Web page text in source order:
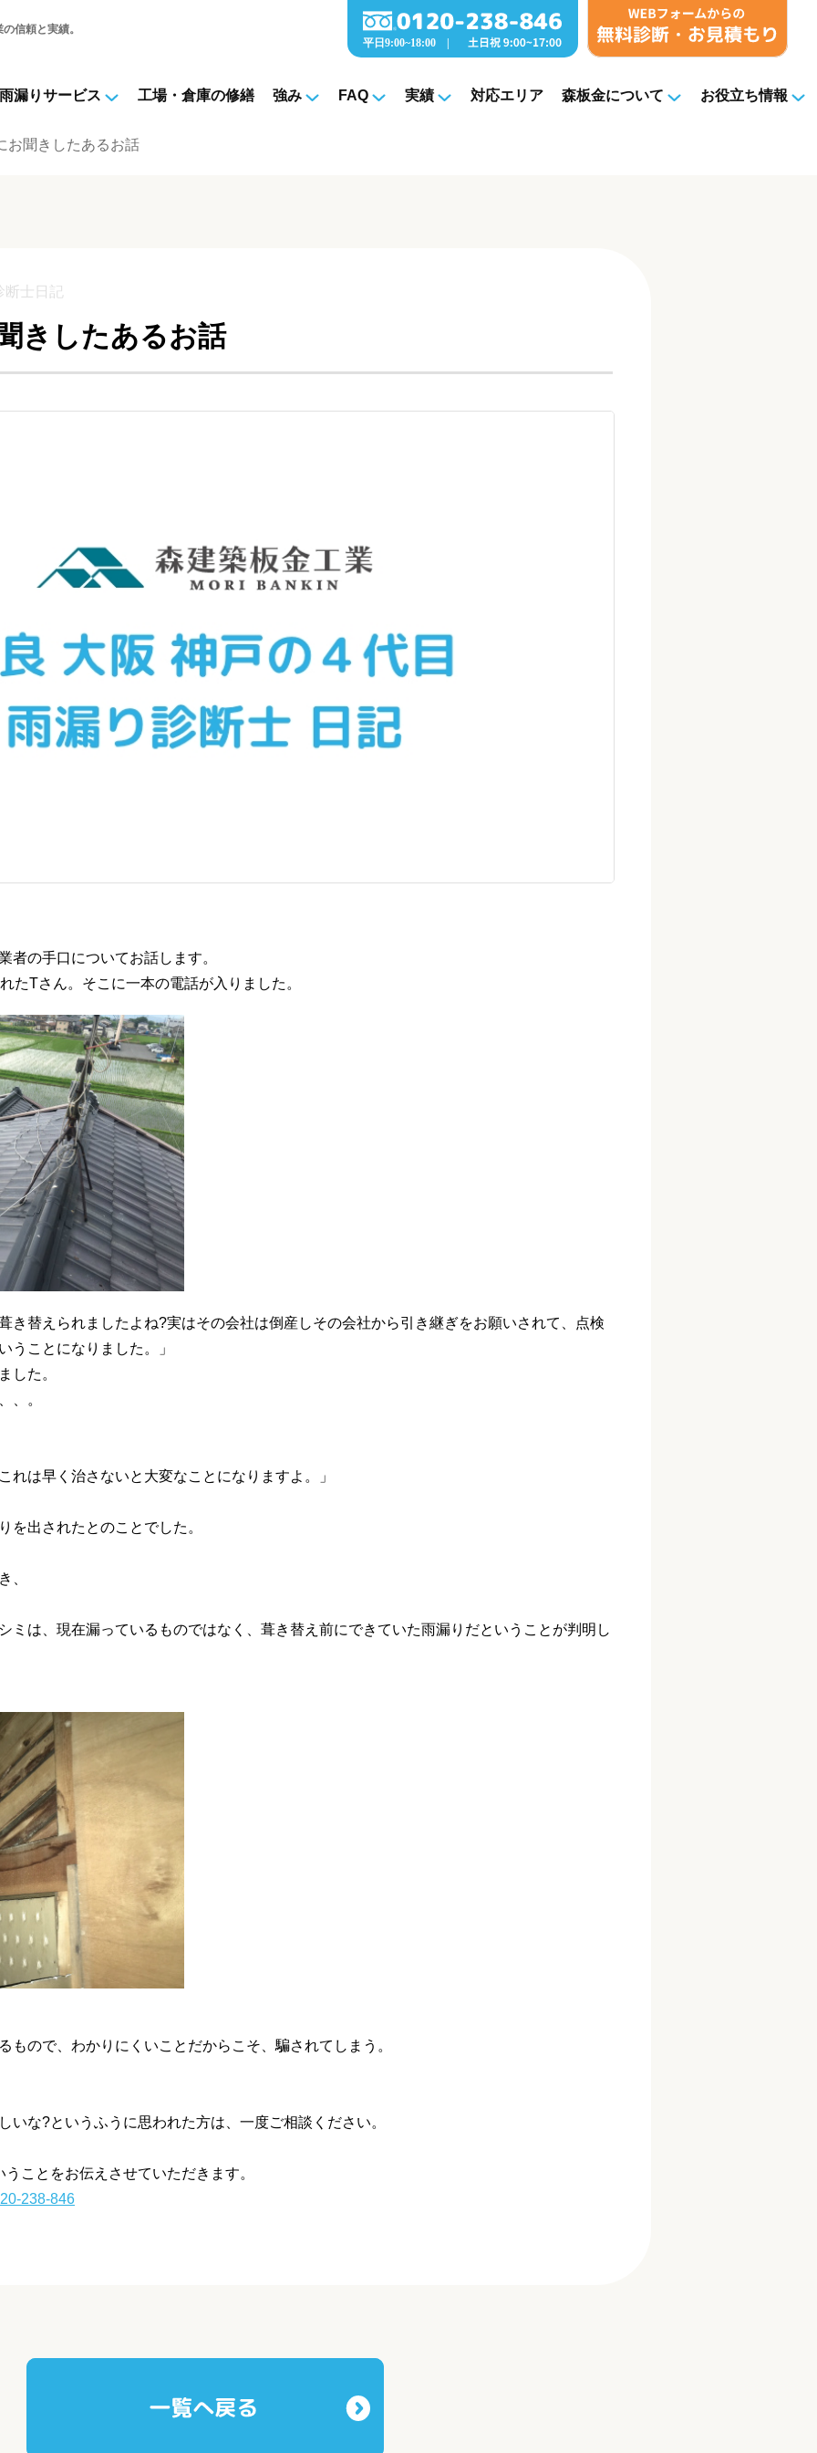
信頼と実績。
雨漏りサービス 工場・倉庫の修繕 強み FAQ 実績 対応エリア 森板金について お役立ち情報
お聞きしたあるお話
断士日記
きしたあるお話
者の手口についてお話します。
たTさん。そこに一本の電話が入りました。
き替えられましたよね?実はその会社は倒産しその会社から引き継ぎをお願いされて、点検
うことになりました。」
した。
、。
れは早く治さないと大変なことになりますよ。」
を出されたとのことでした。
、
ミは、現在漏っているものではなく、葺き替え前にできていた雨漏りだということが判明し
もので、わかりにくいことだからこそ、騙されてしまう。
いな?というふうに思われた方は、一度ご相談ください。
ことをお伝えさせていただきます。
238-846